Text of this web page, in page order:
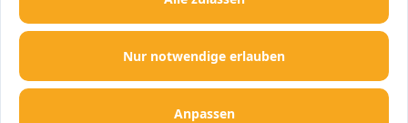
Nur notwendige erlauben
Anpassen